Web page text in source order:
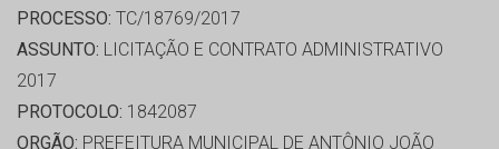
PROCESSO: TC/18769/2017
ASSUNTO: LICITAÇÃO E CONTRATO ADMINISTRATIVO
2017
PROTOCOLO: 1842087
ORGÃO: PREFEITURA MUNICIPAL DE ANTÔNIO JOÃO